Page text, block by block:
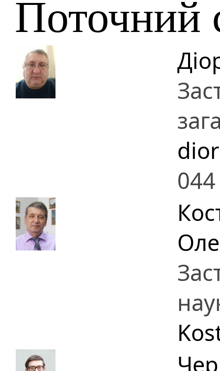
Поточний